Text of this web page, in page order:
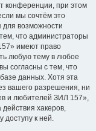
конференции, при этом
мы сочтём это
возможности
что администраторы
имеют право
любую тему в любое
согласны с тем, что
данных. Хотя эта
вашего разрешения, ни
и любителей ЗИЛ 157»,
хакеров,
доступу к ней.